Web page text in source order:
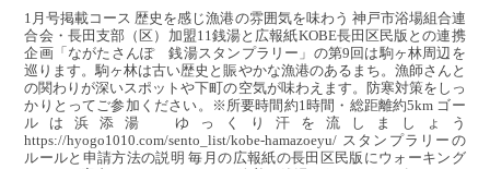
1月号掲載コース 歴史を感じ漁港の雰囲気を味わう 神戸市浴場組合連
合会・長田支部（区）加盟11銭湯と広報紙KOBE長田区民版との連携
企画「ながたさんぽ 銭湯スタンプラリー」の第9回は駒ヶ林周辺を
巡ります。駒ヶ林は古い歴史と賑やかな漁港のあるまち。漁師さんと
の関わりが深いスポットや下町の空気が味わえます。防寒対策をしっ
かりとってご参加ください。※所要時間約1時間・総距離約5km ゴー
ルは浜添湯 ゆっくり汗を流しましょう
https://hyogo1010.com/sento_list/kobe-hamazoeyu/ スタンプラリーの
ルールと申請方法の説明 毎月の広報紙の長田区民版にウォーキング